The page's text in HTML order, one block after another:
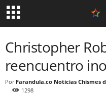
Christopher
reencuentro
Por Farandula.co Noticias Chismes
1298